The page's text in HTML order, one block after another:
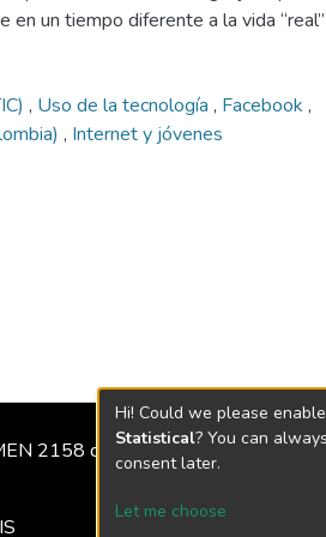
en un tiempo diferente a la vida “real”
, Uso de la tecnología , Facebook ,
, Internet y jóvenes
2158 de 2018
Hi! Could we please
Statistical? You can
consent later.
Let me choose